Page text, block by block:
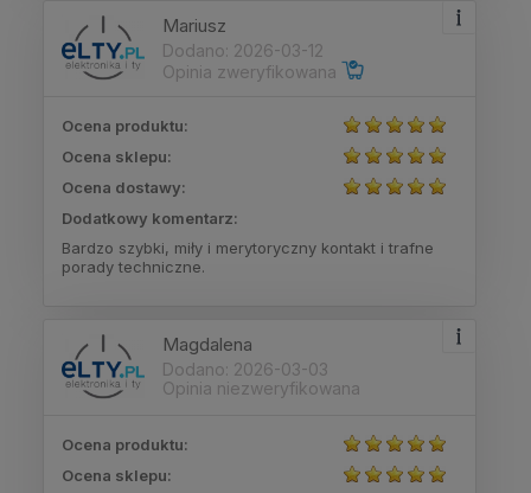
Mariusz
Dodano: 2026-03-12
Opinia zweryfikowana
Ocena produktu:
Ocena sklepu:
Ocena dostawy:
Dodatkowy komentarz:
Bardzo szybki, miły i merytoryczny kontakt i trafne
porady techniczne.
Magdalena
Dodano: 2026-03-03
Opinia niezweryfikowana
Ocena produktu:
Ocena sklepu: